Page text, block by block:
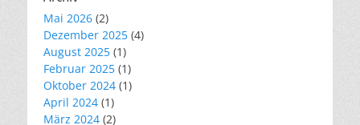
Mai 2026 (2)
Dezember 2025 (4)
August 2025 (1)
Februar 2025 (1)
Oktober 2024 (1)
April 2024 (1)
März 2024 (2)